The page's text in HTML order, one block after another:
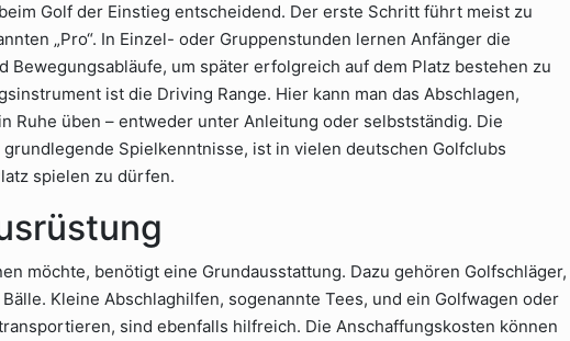
Golf der Einstieg entscheidend. Der erste Schritt führt meist zu
„Pro“. In Einzel- oder Gruppenstunden lernen Anfänger die
Bewegungsabläufe, um später erfolgreich auf dem Platz bestehen zu
ist die Driving Range. Hier kann man das Abschlagen,
Ruhe üben – entweder unter Anleitung oder selbstständig. Die
Spielkenntnisse, ist in vielen deutschen Golfclubs
spielen zu dürfen.
möchte, benötigt eine Grundausstattung. Dazu gehören Golfschläger,
Kleine Abschlaghilfen, sogenannte Tees, und ein Golfwagen oder
sind ebenfalls hilfreich. Die Anschaffungskosten können